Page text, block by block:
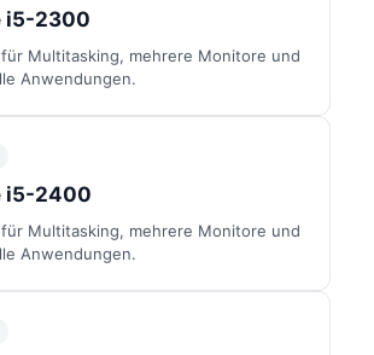
i5-2300
Multitasking, mehrere Monitore und
Anwendungen.
i5-2400
Multitasking, mehrere Monitore und
Anwendungen.